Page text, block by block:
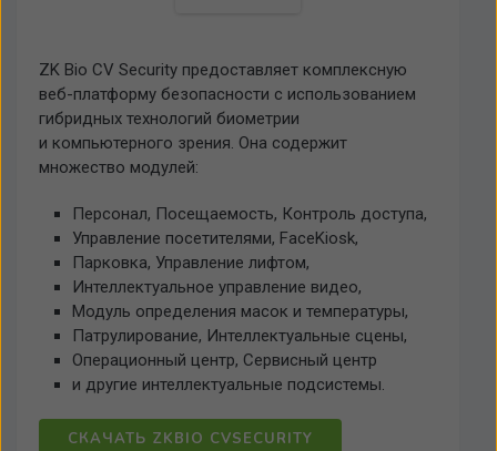
ZK Bio CV Security предоставляет комплексную
веб-платформу безопасности с использованием
гибридных технологий биометрии
и компьютерного зрения. Она содержит
множество модулей:
Персонал, Посещаемость, Контроль доступа,
Управление посетителями, FaceKiosk,
Парковка, Управление лифтом,
Интеллектуальное управление видео,
Модуль определения масок и температуры,
Патрулирование, Интеллектуальные сцены,
Операционный центр, Сервисный центр
и другие интеллектуальные подсистемы.
СКАЧАТЬ ZKBIO CVSECURITY